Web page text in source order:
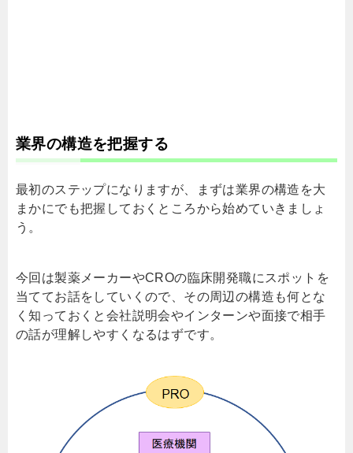
業界の構造を把握する
最初のステップになりますが、まずは業界の構造を大
まかにでも把握しておくところから始めていきましょ
う。
今回は製薬メーカーやCROの臨床開発職にスポットを
当ててお話をしていくので、その周辺の構造も何とな
く知っておくと会社説明会やインターンや面接で相手
の話が理解しやすくなるはずです。